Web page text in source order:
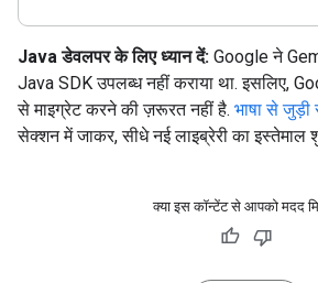
Java डेवलपर के लिए ध्यान दें: Google ने
Java SDK उपलब्ध नहीं कराया था. इसलिए,
से माइग्रेट करने की ज़रूरत नहीं है. भाषा से
सेक्शन में जाकर, सीधे नई लाइब्रेरी का इस्तेमाल
क्या इस कॉन्टेंट से आपको मदद